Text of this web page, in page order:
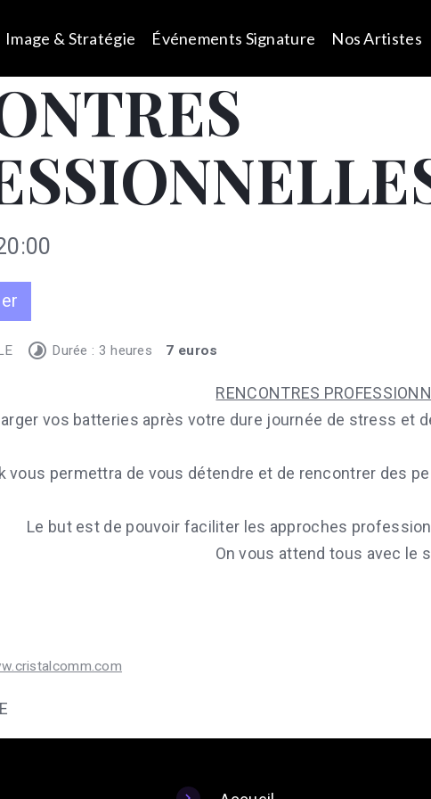
Image & Stratégie Événements Signature Nos Artistes
Durée : 3 heures 7 euros
RENCONTRES
vos batteries après votre dure journée de stress et
vous permettra de vous détendre et de rencontrer des
Le but est de pouvoir faciliter les approches
On vous attend tous avec le